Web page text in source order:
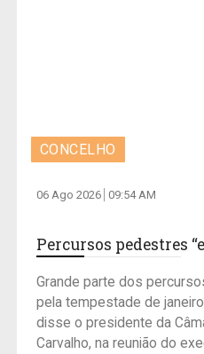
CONCELHO
06 Ago 2026 09:54 AM
Percursos pedestres
Grande parte dos
pela tempestade de
disse o presidente da
Carvalho, na reunião do